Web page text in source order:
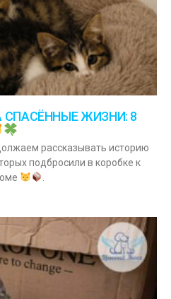
ЖИЗНИ: 8
рассказывать историю
подбросили в коробке к